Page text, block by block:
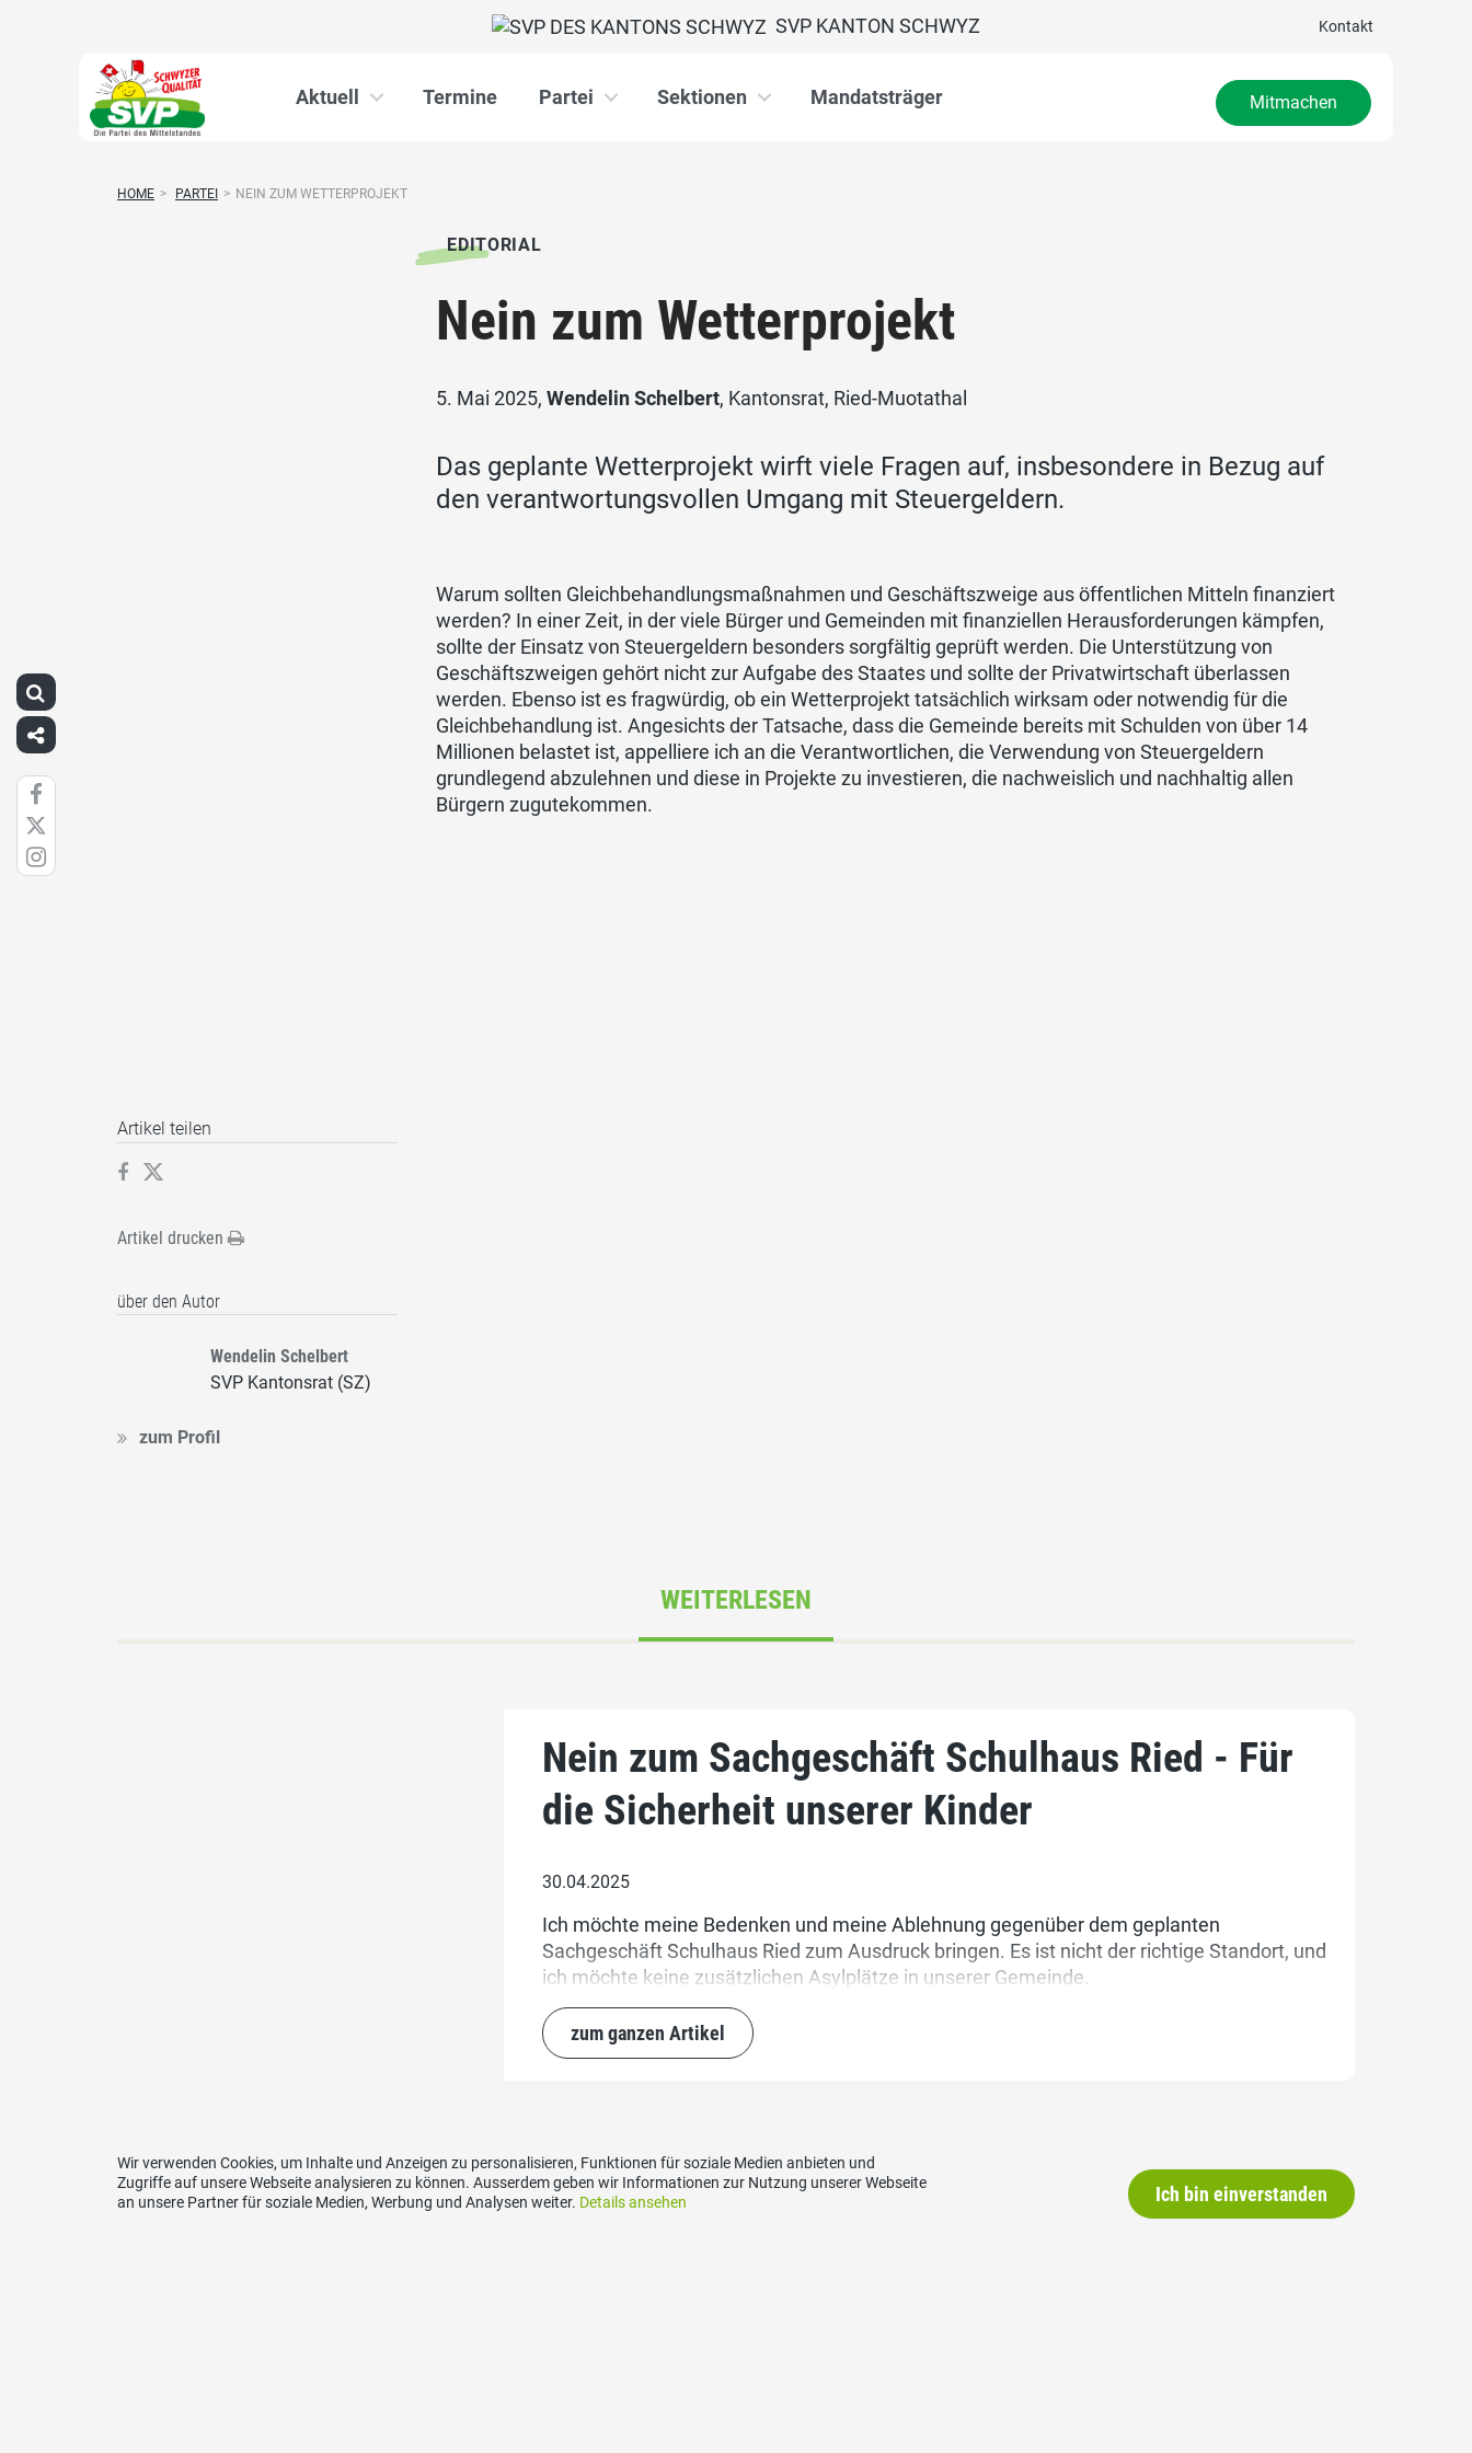
Kontakt
SVP KANTON SCHWYZ
Aktuell Termine Partei Sektionen Mandatsträger Mitmachen
HOME > PARTEI > NEIN ZUM WETTERPROJEKT
EDITORIAL
Nein zum Wetterprojekt
5. Mai 2025,Wendelin Schelbert, Kantonsrat, Ried-Muotathal
Das geplante Wetterprojekt wirft viele Fragen auf, insbesondere in Bezug auf
den verantwortungsvollen Umgang mit Steuergeldern.
Warum sollten Gleichbehandlungsmaßnahmen und Geschäftszweige aus öffentlichen Mitteln finanziert
werden? In einer Zeit, in der viele Bürger und Gemeinden mit finanziellen Herausforderungen kämpfen,
sollte der Einsatz von Steuergeldern besonders sorgfältig geprüft werden. Die Unterstützung von
Geschäftszweigen gehört nicht zur Aufgabe des Staates und sollte der Privatwirtschaft überlassen
werden. Ebenso ist es fragwürdig, ob ein Wetterprojekt tatsächlich wirksam oder notwendig für die
Gleichbehandlung ist. Angesichts der Tatsache, dass die Gemeinde bereits mit Schulden von über 14
Millionen belastet ist, appelliere ich an die Verantwortlichen, die Verwendung von Steuergeldern
grundlegend abzulehnen und diese in Projekte zu investieren, die nachweislich und nachhaltig allen
Bürgern zugutekommen.
Artikel teilen
Artikel drucken
über den Autor
Wendelin Schelbert
SVP Kantonsrat (SZ)
zum Profil
WEITERLESEN
Nein zum Sachgeschäft Schulhaus Ried - Für
die Sicherheit unserer Kinder
30.04.2025
Ich möchte meine Bedenken und meine Ablehnung gegenüber dem geplanten
Sachgeschäft Schulhaus Ried zum Ausdruck bringen. Es ist nicht der richtige Standort, und
ich möchte keine zusätzlichen Asylplätze in unserer Gemeinde.
zum ganzen Artikel
Wir verwenden Cookies, um Inhalte und Anzeigen zu personalisieren, Funktionen für soziale Medien anbieten und
Zugriffe auf unsere Webseite analysieren zu können. Ausserdem geben wir Informationen zur Nutzung unserer Webseite
an unsere Partner für soziale Medien, Werbung und Analysen weiter. Details ansehen Ich bin einverstanden